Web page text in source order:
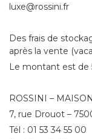
luxe@rossini.fr
Des frais de
après la vente
Le montant est de
ROSSINI –
7, rue Drouot –
Tél : 01 53 34 55 00